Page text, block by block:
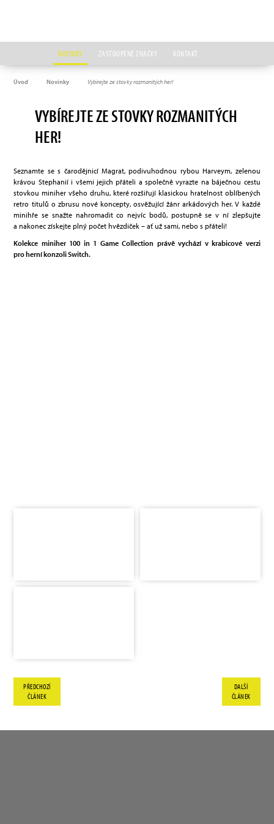
NOVINKY ZASTOUPENÉ ZNAČKY KONTAKT
Úvod Novinky Vybírejte ze stovky rozmanitých her!
VYBÍREJTE ZE STOVKY ROZMANITÝCH
HER!
Seznamte se s čarodějnicí Magrat, podivuhodnou rybou Harveym, zelenou
krávou Stephanií i všemi jejich přáteli a společně vyrazte na báječnou cestu
stovkou miniher všeho druhu, které rozšiřují klasickou hratelnost oblíbených
retro titulů o zbrusu nové koncepty, osvěžující žánr arkádových her. V každé
minihře se snažte nahromadit co nejvíc bodů, postupně se v ní zlepšujte
a nakonec získejte plný počet hvězdiček – ať už sami, nebo s přáteli!
Kolekce miniher 100 in 1 Game Collection právě vychází v krabicové verzi
pro herní konzoli Switch.
DALŠÍ
ČLÁNEK
PŘEDCHOZÍ
ČLÁNEK